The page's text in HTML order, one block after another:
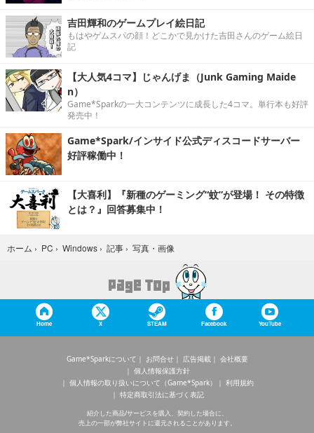
吉田輝和のゲームプレイ絵日記
もはやゲムスパの顔！どこかで見かけた吉田さんのゲーム絵日
記
【大人気4コマ】じゃんげま（Junk Gaming Maide
n）
Game*Sparkの一大コンテンツに成長した4コマ。単行本も好評
発売中！
Game*Spark/インサイド公式ディスコードサーバー
好評稼働中！
【大喜利】『新種のゲーミング“蚊”が登場！ その特徴
とは？』回答募集中！
ホーム › PC › Windows › 記事 › 写真・画像
Home X STEAM Facebook YouTube
Game*Sparkについて お問合せ 広告掲載
会社概要
個人情報保護方針
個人情報の取り扱いについて（Game*Spark）
利用規約
特定商取引法に基づく表記
紹介した商品/サービスを購入、契約した場合に、
売上の一部が弊社サイトに還元されることがあります。